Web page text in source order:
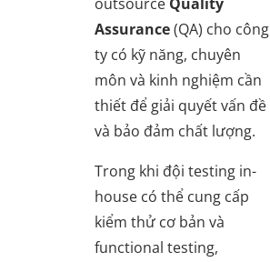
Assurance(QA) cho công
ty có kỹ năng, chuyên
môn và kinh nghiệm cần
thiết để giải quyết vấn đề
và bảo đảm chất lượng.
Trong khi đội testing in-
house có thể cung cấp
kiểm thử cơ bản và
functional testing,